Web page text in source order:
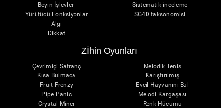
Beyin İşlevleri
Yürütücü Fonksiyonlar
Algı
Dikkat
Sistematik inceleme
SG4D taksonomisi
Zİhin Oyunları
Çevrimiçi Satranç
Kısa Bulmaca
Fruit Frenzy
Pipe Panic
Crystal Miner
Melodik Tenis
Karıştırılmış
Evcil Hayvanını Bul
Melodi Kargaşası
Renk Hücumu